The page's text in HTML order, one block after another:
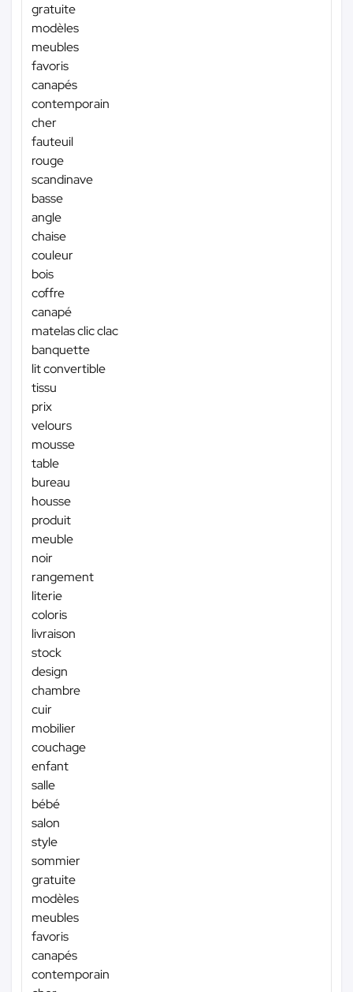
gratuite
modèles
meubles
favoris
canapés
contemporain
cher
fauteuil
rouge
scandinave
basse
angle
chaise
couleur
bois
coffre
canapé
matelas clic clac
banquette
lit convertible
tissu
prix
velours
mousse
table
bureau
housse
produit
meuble
noir
rangement
literie
coloris
livraison
stock
design
chambre
cuir
mobilier
couchage
enfant
salle
bébé
salon
style
sommier
gratuite
modèles
meubles
favoris
canapés
contemporain